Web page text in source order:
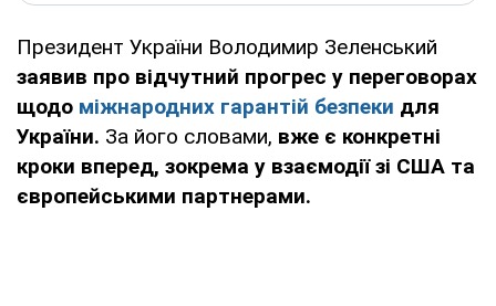
Президент України Володимир Зеленський
заявив про відчутний прогрес у переговорах
щодо міжнародних гарантій безпеки для
України. За його словами, вже є конкретні
кроки вперед, зокрема у взаємодії зі США та
європейськими партнерами.